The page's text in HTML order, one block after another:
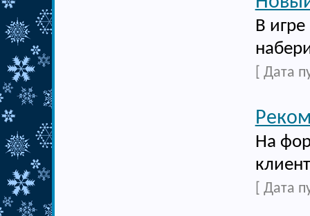
В
[ Дата
На
[ Дата